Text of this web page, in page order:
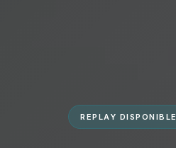
REPLAY DISPONIBLE